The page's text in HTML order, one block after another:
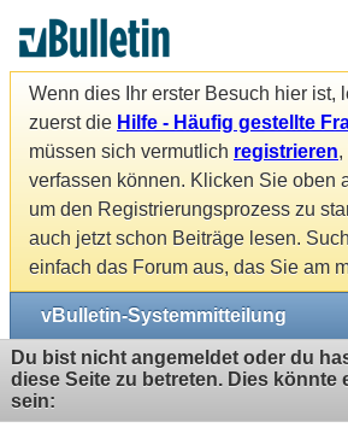
Wenn dies Ihr erster Besuch hier ist,
zuerst die Hilfe - Häufig gestellte
müssen sich vermutlich registrieren,
verfassen können. Klicken Sie oben
um den Registrierungsprozess zu
auch jetzt schon Beiträge lesen.
einfach das Forum aus, das Sie am
vBulletin-Systemmitteilung
Du bist nicht angemeldet oder du
diese Seite zu betreten. Dies könnte
sein: